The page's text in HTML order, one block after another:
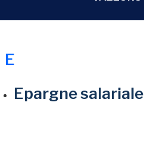
E
Epargne salariale